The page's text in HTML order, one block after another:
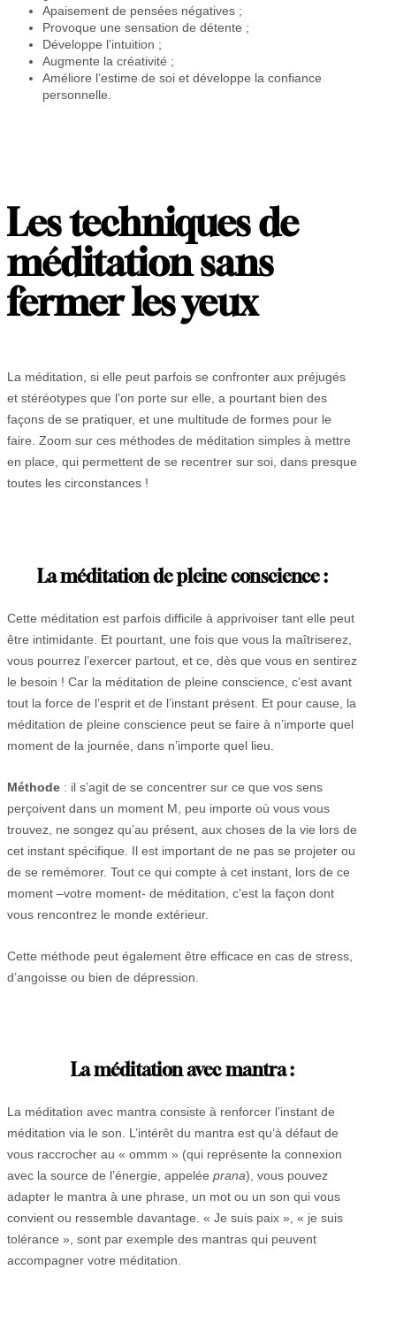
Apaisement de pensées négatives ;
Provoque une sensation de détente ;
Développe l’intuition ;
Augmente la créativité ;
Améliore l’estime de soi et développe la confiance
personnelle.
Les techniques de
méditation sans
fermer les yeux
La méditation, si elle peut parfois se confronter aux préjugés
et stéréotypes que l’on porte sur elle, a pourtant bien des
façons de se pratiquer, et une multitude de formes pour le
faire. Zoom sur ces méthodes de méditation simples à mettre
en place, qui permettent de se recentrer sur soi, dans presque
toutes les circonstances !
La méditation de pleine conscience :
Cette méditation est parfois difficile à apprivoiser tant elle peut
être intimidante. Et pourtant, une fois que vous la maîtriserez,
vous pourrez l’exercer partout, et ce, dès que vous en sentirez
le besoin ! Car la méditation de pleine conscience, c’est avant
tout la force de l’esprit et de l’instant présent. Et pour cause, la
méditation de pleine conscience peut se faire à n’importe quel
moment de la journée, dans n’importe quel lieu.
Méthode : il s’agit de se concentrer sur ce que vos sens
perçoivent dans un moment M, peu importe où vous vous
trouvez, ne songez qu’au présent, aux choses de la vie lors de
cet instant spécifique. Il est important de ne pas se projeter ou
de se remémorer. Tout ce qui compte à cet instant, lors de ce
moment –votre moment- de méditation, c’est la façon dont
vous rencontrez le monde extérieur.
Cette méthode peut également être efficace en cas de stress,
d’angoisse ou bien de dépression.
La méditation avec mantra :
La méditation avec mantra consiste à renforcer l’instant de
méditation via le son. L’intérêt du mantra est qu’à défaut de
vous raccrocher au « ommm » (qui représente la connexion
avec la source de l’énergie, appelée prana), vous pouvez
adapter le mantra à une phrase, un mot ou un son qui vous
convient ou ressemble davantage. « Je suis paix », « je suis
tolérance », sont par exemple des mantras qui peuvent
accompagner votre méditation.